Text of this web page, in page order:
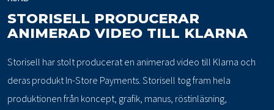
STORISELL PRODUCERAR
ANIMERAD VIDEO TILL KLARNA
Storisell har stolt producerat en animerad video till Klarna och
deras produkt In-Store Payments. Storisell tog fram hela
produktionen från koncept, grafik, manus, röstinläsning,